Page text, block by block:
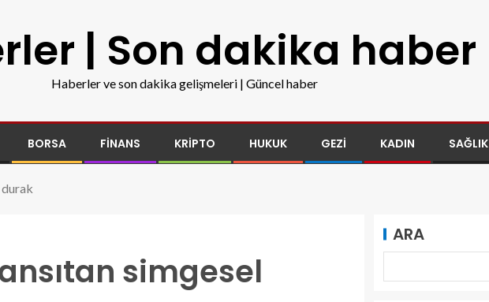
| Son dakika haber
Haberler ve son dakika gelişmeleri | Güncel haber
BORSA FINANS KRIPTO HUKUK GEZI KADIN SAĞLIK
durak
simgesel
ARA